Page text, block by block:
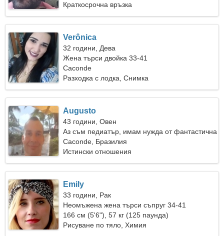
Краткосрочна връзка
Verônica
32 години, Дева
Жена търси двойка 33-41
Caconde
Разходка с лодка, Снимка
Augusto
43 години, Овен
Аз съм педиатър, имам нужда от фантастична
жена
Caconde, Бразилия
Истински отношения
Emily
33 години, Рак
Неомъжена жена търси съпруг 34-41
166 см (5'6"), 57 кг (125 паунда)
Рисуване по тяло, Химия